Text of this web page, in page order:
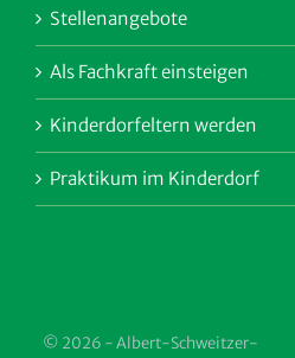
Stellenangebote
Als Fachkraft einsteigen
Kinderdorfeltern werden
Praktikum im Kinderdorf
© 2026 - Albert-Schweitzer-